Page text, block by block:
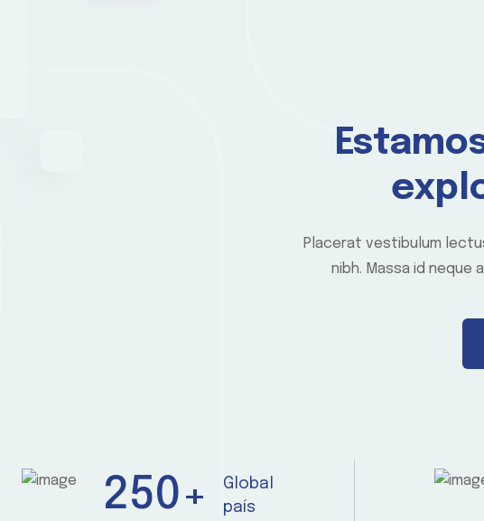
Placerat vestibulum
nibh. Massa id neque
250+
Global
país